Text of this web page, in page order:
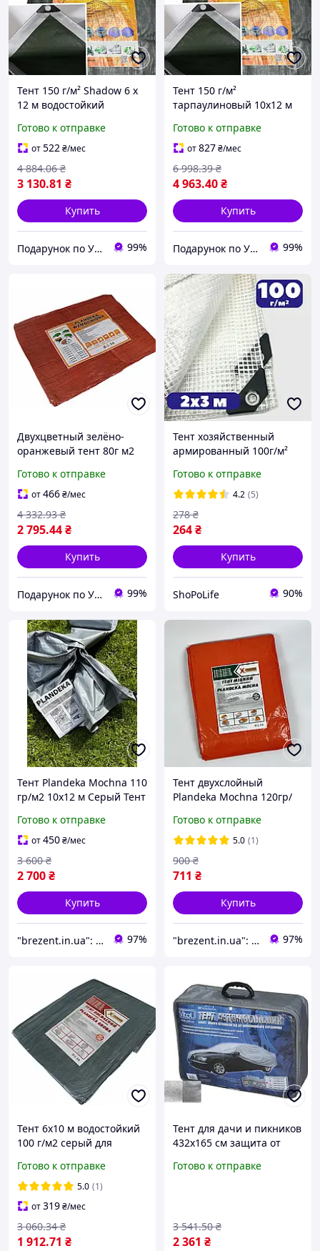
Тент 150 г/м² Shadow 6 х
12 м водостойкий
дачи укрытия от дождя и
солнца
Готово к отправке
от522₴/мес
3 130.81 ₴
4 884.06 ₴
Купить
Подарунок по Українськи 99%
Тент 150 г/м²
тарпаулиновый 10х12 м
для укрытия от дождя и
снега с люверсами
Готово к отправке
от827₴/мес
4 963.40₴
6 998.39 ₴
Купить
Подарунок по Українськи 99%
Двухцветный зелёно-
оранжевый тент 80г м2
полипропиленовый
водостойкий для укрытия
от дождя и снега
Готово к отправке
от466₴/мес
2 795.44₴
4 332.93 ₴
Купить
Подарунок по Українськи 99%
Тент хозяйственный
армированный 100г/м²
с люверсами прозрачный
водонепроницаемый
Готово к отправке
4.2 (5)
264₴
278 ₴
Купить
ShoPoLife 90%
Тент Plandeka Mochnа 110
гр/м2 10х12 м Серый Тент
тент для сена и дров
Готово к отправке
от450₴/мес
2 700₴
3 600 ₴
Купить
"brezent.in.ua": Интернет-магазин тентов и укрывных материалов для защиты от дождя, снега и солнца 97%
Тент двухслойный
Plandeka Mochnа 120гр/
для зерна и сена Тент
прямоугольный
Готово к отправке
5.0 (1)
711 ₴
900 ₴
Купить
"brezent.in.ua": Интернет-магазин тентов и укрывных материалов для защиты от дождя, снега и солнца 97%
Тент 6х10 м водостойкий
100 г/м2 серый для
солнца защитный
брезент с кольцами
Готово к отправке
5.0 (1)
от319₴/мес
1 912.71 ₴
3 060.34 ₴
Тент для дачи и пикников
432x165 см защита от
установка
Готово к отправке
2 361 ₴
3 541.50 ₴